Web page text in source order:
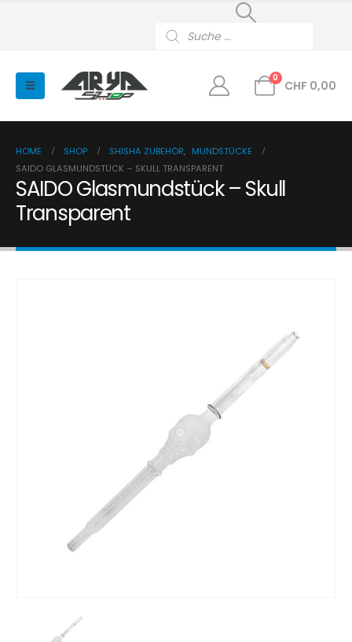
search
0
CHF 0,00
HOME SHOP SHISHA ZUBEHÖR, MUNDSTÜCKE
SAIDO GLASMUNDSTÜCK – SKULL TRANSPARENT
SAIDO Glasmundstück – Skull
Transparent